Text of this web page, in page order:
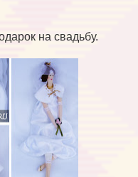
на свадьбу.